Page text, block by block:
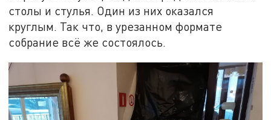
столы и стулья. Один из них оказался
круглым. Так что, в урезанном формате
собрание всё же состоялось.